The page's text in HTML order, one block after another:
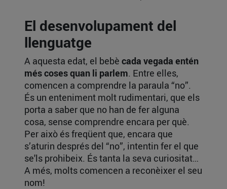
El desenvolupament del
llenguatge
A aquesta edat, el bebè cada vegada entén
més coses quan li parlem. Entre elles,
comencen a comprendre la paraula “no”.
És un enteniment molt rudimentari, que els
porta a saber que no han de fer alguna
cosa, sense comprendre encara per què.
Per això és freqüent que, encara que
s’aturin després del “no”, intentin fer el que
se'ls prohibeix. És tanta la seva curiositat…
A més, molts comencen a reconèixer el seu
nom!